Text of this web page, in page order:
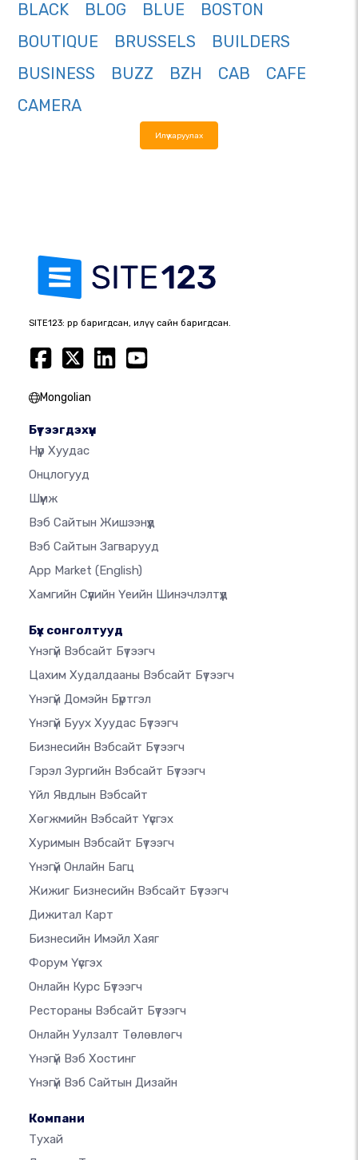
BLACK
BLOG BLUE
BOSTON
BOUTIQUE
BRUSSELS
BUILDERS
BUSINESS
BUZZ BZH CAB
CAFE
CAMERA
Илүү харуулах
SITE123: өөрөөр баригдсан, илүү сайн баригдсан.
Mongolian
Бүтээгдэхүүн
Нүүр Хуудас
Онцлогууд
Шүүмж
Вэб Сайтын Жишээнүүд
Вэб Сайтын Загварууд
App Market (English)
Хамгийн Сүүлийн Үеийн Шинэчлэлтүүд
Бүх сонголтууд
Үнэгүй Вэбсайт Бүтээгч
Цахим Худалдааны Вэбсайт Бүтээгч
Үнэгүй Домэйн Бүртгэл
Үнэгүй Буух Хуудас Бүтээгч
Бизнесийн Вэбсайт Бүтээгч
Гэрэл Зургийн Вэбсайт Бүтээгч
Үйл Явдлын Вэбсайт
Хөгжмийн Вэбсайт Үүсгэх
Хуримын Вэбсайт Бүтээгч
Үнэгүй Онлайн Багц
Жижиг Бизнесийн Вэбсайт Бүтээгч
Дижитал Карт
Бизнесийн Имэйл Хаяг
Форум Үүсгэх
Онлайн Курс Бүтээгч
Рестораны Вэбсайт Бүтээгч
Онлайн Уулзалт Төлөвлөгч
Үнэгүй Вэб Хостинг
Үнэгүй Вэб Сайтын Дизайн
Компани
Тухай